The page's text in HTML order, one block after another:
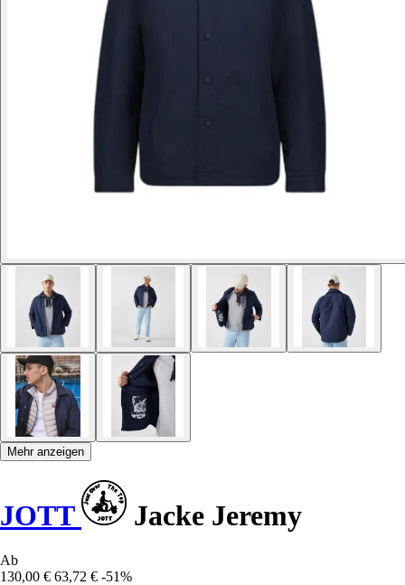
Mehr anzeigen
JOTT Jacke Jeremy
Ab
130,00 € 63,72 € -51%